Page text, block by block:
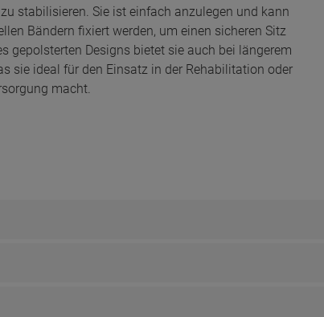
stabilisieren. Sie ist einfach anzulegen und kann
Bändern fixiert werden, um einen sicheren Sitz
gepolsterten Designs bietet sie auch bei längerem
sie ideal für den Einsatz in der Rehabilitation oder
macht.